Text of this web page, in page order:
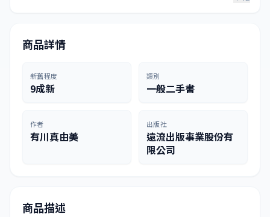
商品詳情
新舊程度
9成新
類別
一般二手書
作者
有川真由美
出版社
遠流出版事業股份有
限公司
商品描述